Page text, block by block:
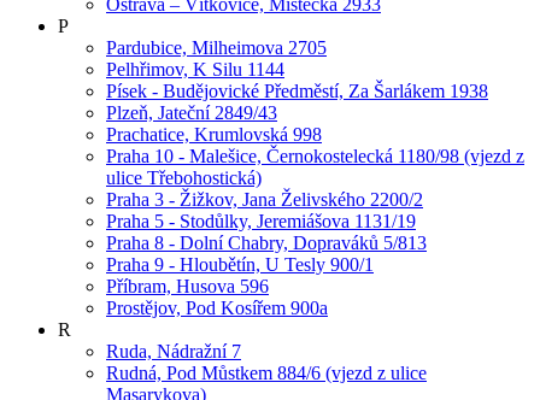
Ostrava – Vítkovice, Místecká 2933
P
Pardubice, Milheimova 2705
Pelhřimov, K Silu 1144
Písek - Budějovické Předměstí, Za Šarlákem 1938
Plzeň, Jateční 2849/43
Prachatice, Krumlovská 998
Praha 10 - Malešice, Černokostelecká 1180/98 (vjezd z
ulice Třebohostická)
Praha 3 - Žižkov, Jana Želivského 2200/2
Praha 5 - Stodůlky, Jeremiášova 1131/19
Praha 8 - Dolní Chabry, Dopraváků 5/813
Praha 9 - Hloubětín, U Tesly 900/1
Příbram, Husova 596
Prostějov, Pod Kosířem 900a
R
Ruda, Nádražní 7
Rudná, Pod Můstkem 884/6 (vjezd z ulice
Masarykova)